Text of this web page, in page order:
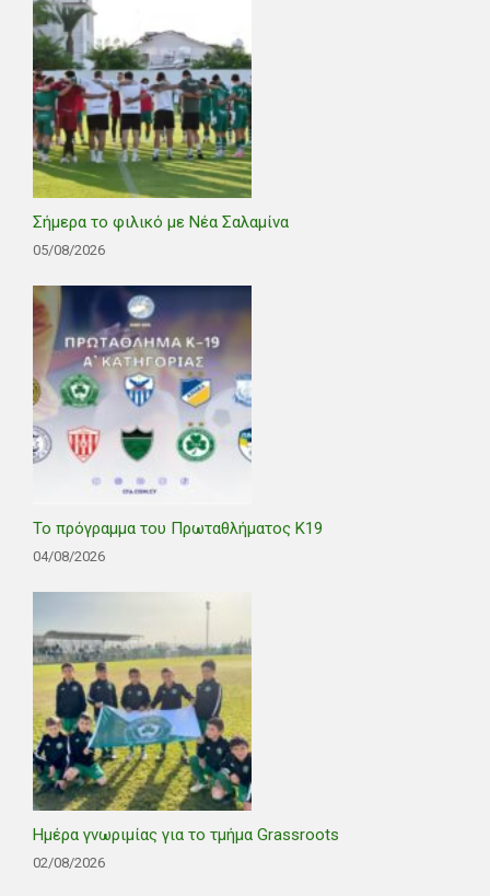
Σήμερα το φιλικό με Νέα Σαλαμίνα
05/08/2026
Το πρόγραμμα του Πρωταθλήματος Κ19
04/08/2026
Ημέρα γνωριμίας για το τμήμα Grassroots
02/08/2026